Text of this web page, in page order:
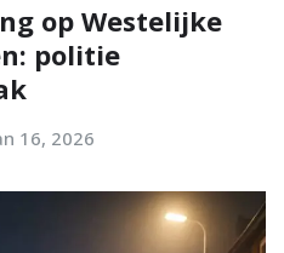
op Westelijke
politie
16, 2026